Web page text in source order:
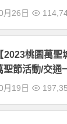
月26日
2023桃園萬
聖節活動/交通
月19日